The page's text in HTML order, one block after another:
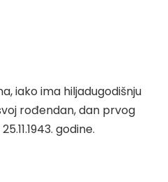
iako ima hiljadugodišnju
rođendan, dan prvog
godine.